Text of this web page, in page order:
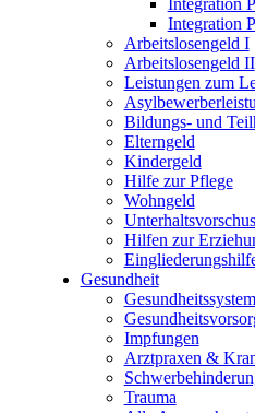
Integration
Integration
Arbeitslosengeld I
Arbeitslosengeld II
Leistungen zum
Bildungs- und
Elterngeld
Kindergeld
Hilfe zur Pflege
Wohngeld
Hilfen zur
Gesundheit
Gesundheitssystem
Impfungen
Arztpraxen &
Trauma